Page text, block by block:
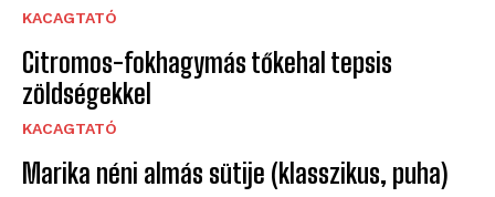
KACAGTATÓ
Citromos-fokhagymás tőkehal tepsis
zöldségekkel
KACAGTATÓ
Marika néni almás sütije (klasszikus, puha)